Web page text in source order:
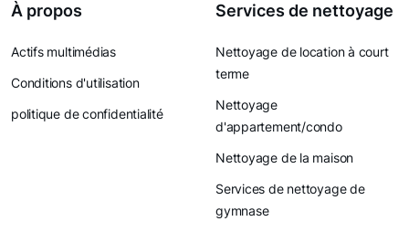
À propos
Actifs multimédias
Conditions d'utilisation
politique de confidentialité
Services de nettoyage
Nettoyage de location à court
terme
Nettoyage
d'appartement/condo
Nettoyage de la maison
Services de nettoyage de
gymnase